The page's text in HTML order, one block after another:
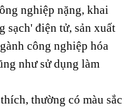
nghiệp nặng, khai
sạch' điện tử, sản xuất
công nghiệp hóa
như sử dụng làm
thường có màu sắc